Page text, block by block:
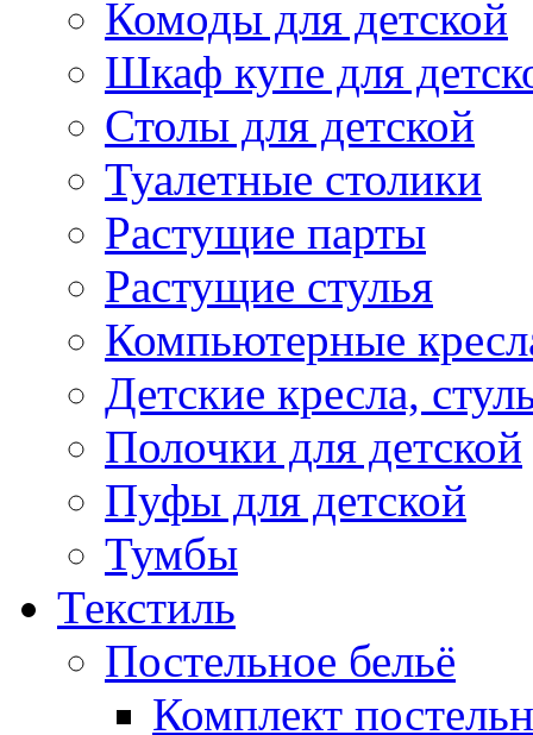
Комоды для детской
Шкаф купе для
Столы для детской
Туалетные столики
Растущие парты
Растущие стулья
Компьютерные
Детские кресла,
Полочки для детской
Пуфы для детской
Тумбы
Текстиль
Постельное бельё
Комплект